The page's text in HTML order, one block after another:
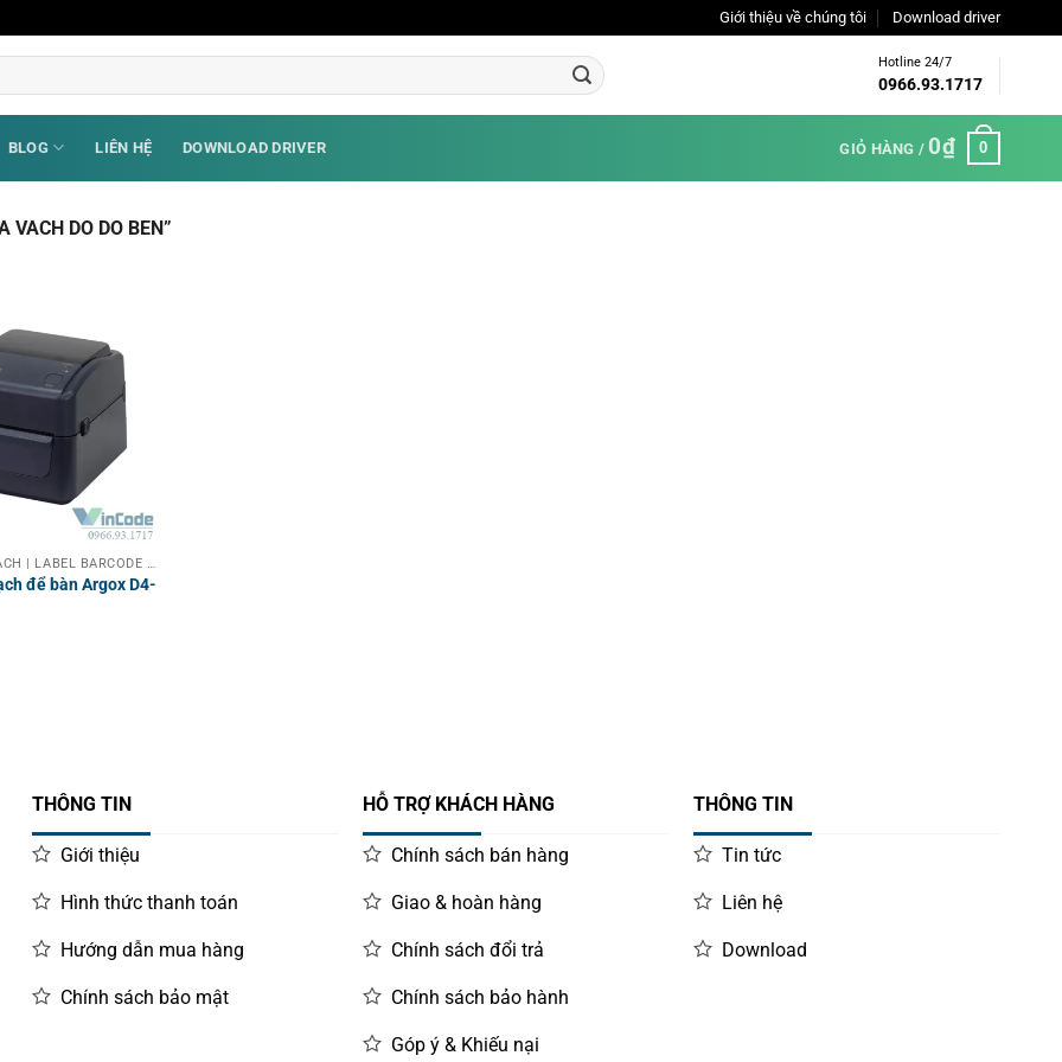
Giới thiệu về chúng tôi Download driver
Hotline 24/7
0966.93.1717
BLOG LIÊN HỆ DOWNLOAD DRIVER GIỎ HÀNG / 0₫ 0
DO DO BEN”
MÁY IN MÃ VẠCH | LABEL BARCODE PRINTER
để bàn Argox D4-
THÔNG TIN
Giới thiệu
Hình thức thanh toán
Hướng dẫn mua hàng
Chính sách bảo mật
HỖ TRỢ KHÁCH HÀNG
Chính sách bán hàng
Giao & hoàn hàng
Chính sách đổi trả
Chính sách bảo hành
Góp ý & Khiếu nại
THÔNG TIN
Tin tức
Liên hệ
Download